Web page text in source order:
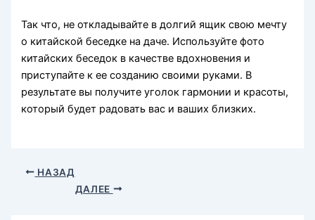
Так что, не откладывайте в долгий ящик свою мечту
о китайской беседке на даче. Используйте фото
китайских беседок в качестве вдохновения и
приступайте к ее созданию своими руками. В
результате вы получите уголок гармонии и красоты,
который будет радовать вас и ваших близких.
НАЗАД
ДАЛЕЕ